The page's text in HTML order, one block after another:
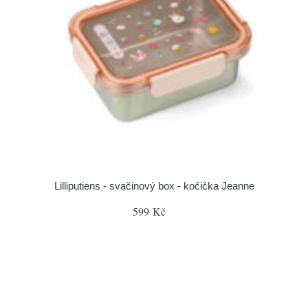
Lilliputiens - svačinový box - kočička Jeanne
599 Kč